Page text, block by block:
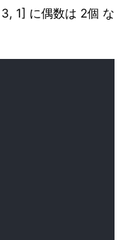
1] に偶数は 2個 な